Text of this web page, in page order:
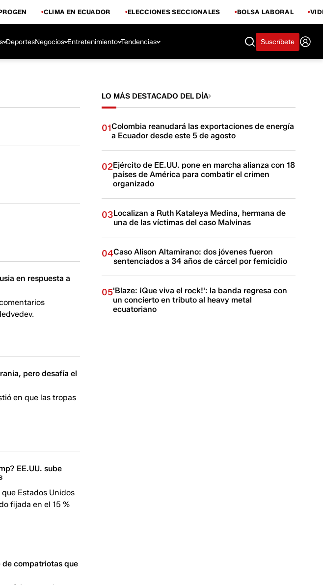
CLIMA EN ECUADOR ELECCIONES SECCIONALES BOLSA LABORAL
DeportesNegocios Entretenimiento Tendencias Suscríbete
en respuesta a
pero desafía el
en que las tropas
EE.UU. sube
Estados Unidos
fijada en el 15 %
de compatriotas que
LO MÁS DESTACADO DEL DÍA
01Colombia reanudará las exportaciones de energía
a Ecuador desde este 5 de agosto
02Ejército de EE.UU. pone en marcha alianza con 18
países de América para combatir el crimen
organizado
03Localizan a Ruth Kataleya Medina, hermana de
una de las víctimas del caso Malvinas
04Caso Alison Altamirano: dos jóvenes fueron
sentenciados a 34 años de cárcel por femicidio
05'Blaze: ¡Que viva el rock!': la banda regresa con
un concierto en tributo al heavy metal
ecuatoriano